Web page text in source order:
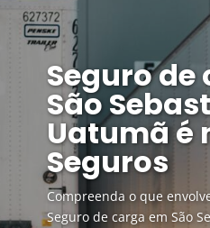
Seguro
São
Uatumã é
Seguros
Compreenda o que
Seguro de carga em São